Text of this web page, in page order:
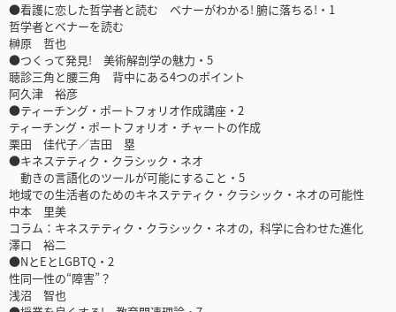
●看護に恋した哲学者と読む ベナーがわかる! 腑に落ちる!・1
哲学者とベナーを読む
榊原 哲也
●つくって発見! 美術解剖学の魅力・5
聴診三角と腰三角 背中にある4つのポイント
阿久津 裕彦
●ティーチング・ポートフォリオ作成講座・2
ティーチング・ポートフォリオ・チャートの作成
栗田 佳代子／吉田 塁
●キネステティク・クラシック・ネオ
動きの言語化のツールが可能にすること・5
地域での生活者のためのキネステティク・クラシック・ネオの可能性
中本 里美
コラム：キネステティク・クラシック・ネオの，科学に合わせた進化
澤口 裕二
●NとEとLGBTQ・2
性同一性の“障害”？
浅沼 智也